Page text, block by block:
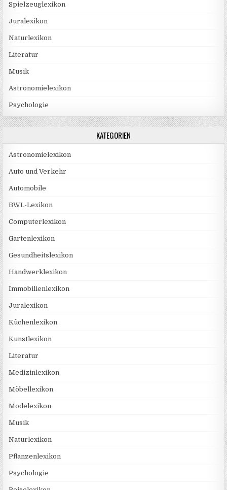
Spielzeuglexikon
Juralexikon
Naturlexikon
Literatur
Musik
Astronomielexikon
Psychologie
KATEGORIEN
Astronomielexikon
Auto und Verkehr
Automobile
BWL-Lexikon
Computerlexikon
Gartenlexikon
Gesundheitslexikon
Handwerklexikon
Immobilienlexikon
Juralexikon
Küchenlexikon
Kunstlexikon
Literatur
Medizinlexikon
Möbellexikon
Modelexikon
Musik
Naturlexikon
Pflanzenlexikon
Psychologie